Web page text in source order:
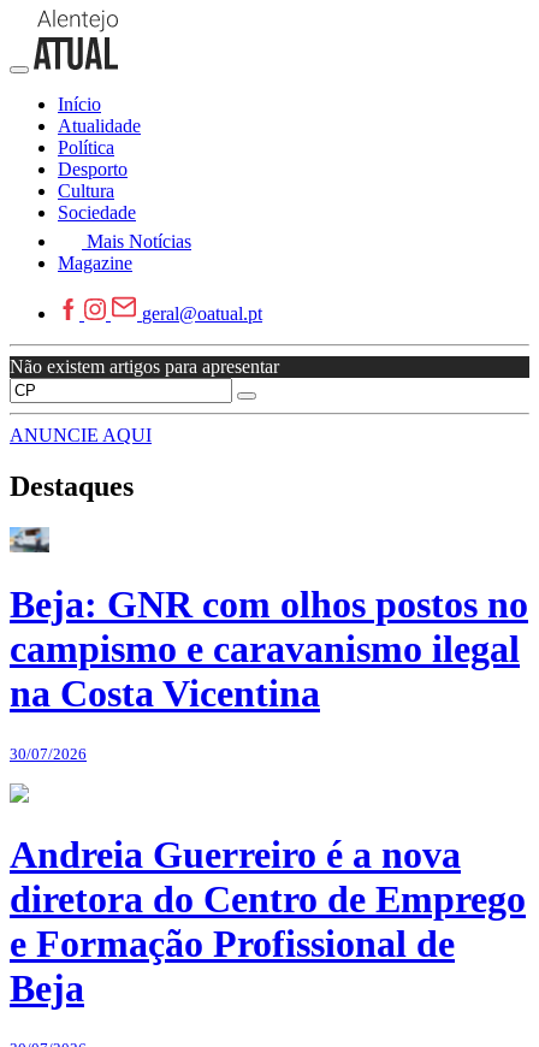
Início
Atualidade
Política
Desporto
Cultura
Sociedade
Mais Notícias
Magazine
geral@oatual.pt
Não existem artigos para apresentar
ANUNCIE AQUI
Destaques
Beja: GNR com olhos postos no
campismo e caravanismo ilegal
na Costa Vicentina
30/07/2026
Andreia Guerreiro é a nova
diretora do Centro de Emprego
e Formação Profissional de
Beja